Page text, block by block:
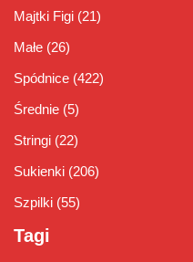
Majtki Figi (21)
Małe (26)
Spódnice (422)
Średnie (5)
Stringi (22)
Sukienki (206)
Szpilki (55)
Tagi